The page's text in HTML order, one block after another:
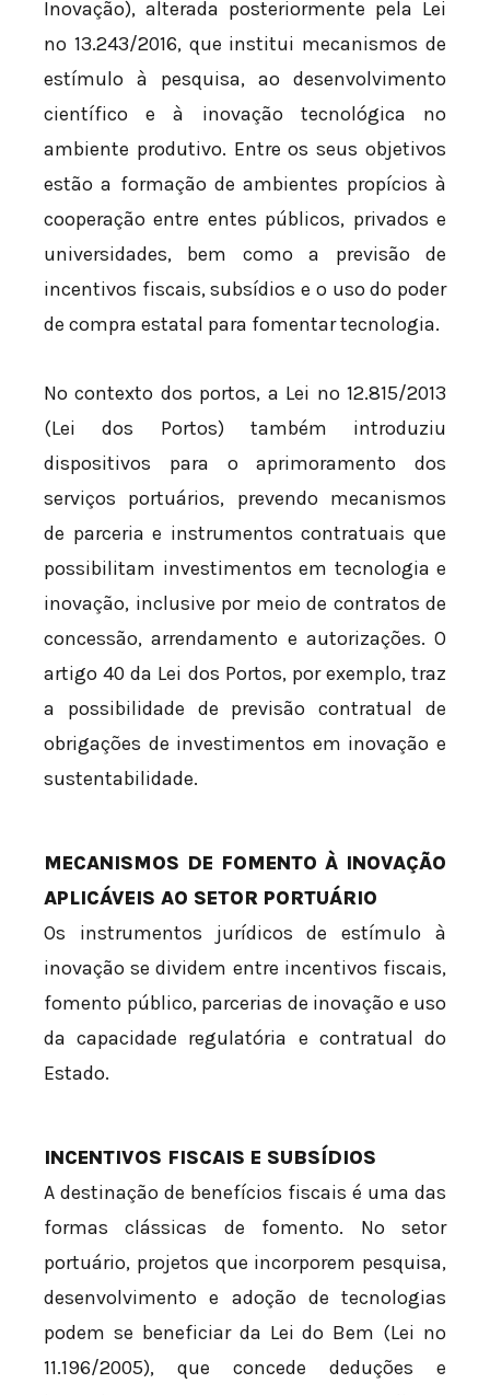
Inovação), alterada posteriormente pela Lei
nº 13.243/2016, que institui mecanismos de
estímulo à pesquisa, ao desenvolvimento
científico e à inovação tecnológica no
ambiente produtivo. Entre os seus objetivos
estão a formação de ambientes propícios à
cooperação entre entes públicos, privados e
universidades, bem como a previsão de
incentivos fiscais, subsídios e o uso do poder
de compra estatal para fomentar tecnologia.
No contexto dos portos, a Lei nº 12.815/2013
(Lei dos Portos) também introduziu
dispositivos para o aprimoramento dos
serviços portuários, prevendo mecanismos
de parceria e instrumentos contratuais que
possibilitam investimentos em tecnologia e
inovação, inclusive por meio de contratos de
concessão, arrendamento e autorizações. O
artigo 40 da Lei dos Portos, por exemplo, traz
a possibilidade de previsão contratual de
obrigações de investimentos em inovação e
sustentabilidade.
MECANISMOS DE FOMENTO À INOVAÇÃO
APLICÁVEIS AO SETOR PORTUÁRIO
Os instrumentos jurídicos de estímulo à
inovação se dividem entre incentivos fiscais,
fomento público, parcerias de inovação e uso
da capacidade regulatória e contratual do
Estado.
INCENTIVOS FISCAIS E SUBSÍDIOS
A destinação de benefícios fiscais é uma das
formas clássicas de fomento. No setor
portuário, projetos que incorporem pesquisa,
desenvolvimento e adoção de tecnologias
podem se beneficiar da Lei do Bem (Lei nº
11.196/2005), que concede deduções e